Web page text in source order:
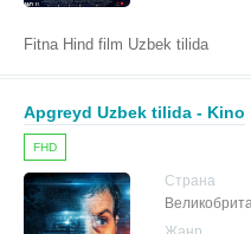
Fitna Hind film Uzbek tilida
Apgreyd Uzbek tilida - Kino
FHD
Страна